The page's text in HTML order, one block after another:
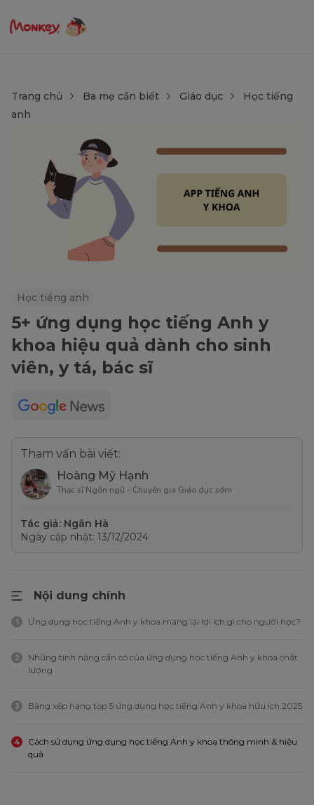
Trang chủ Ba mẹ cần biết Giáo dục
Học tiếng
anh
Học tiếng anh
5+ ứng dụng học tiếng Anh y
khoa hiệu quả dành cho sinh
viên, y tá, bác sĩ
Tham vấn bài viết:
Hoàng Mỹ Hạnh
Thạc sĩ Ngôn ngữ - Chuyên gia Giáo dục sớm
Tác giả: Ngân Hà
Ngày cập nhật: 13/12/2024
Nội dung chính
1 Ứng dụng học tiếng Anh y khoa mang lại lợi ích gì cho người học?
2
Những tính năng cần có của ứng dụng học tiếng Anh y khoa chất
lượng
3 Bảng xếp hạng top 5 ứng dụng học tiếng Anh y khoa hữu ích 2025
4
Cách sử dụng ứng dụng học tiếng Anh y khoa thông minh & hiệu
quả